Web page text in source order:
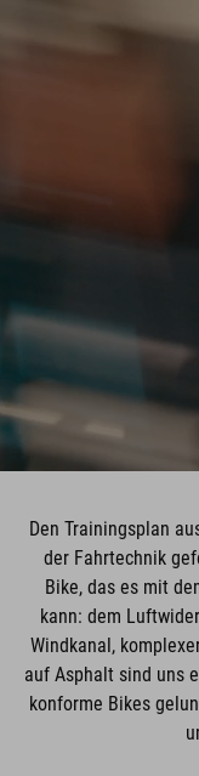
Den Trainingsplan
der Fahrtechnik
Bike, das es mit
kann: dem
Windkanal,
auf Asphalt sind uns
konforme Bikes